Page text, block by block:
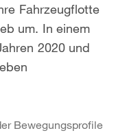
Fahrzeugflotte
um. In einem
2020 und
Bewegungsprofile